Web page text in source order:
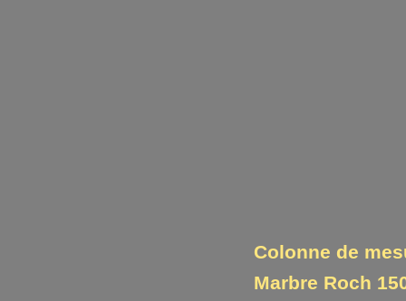
Colonne de
Marbre Roch